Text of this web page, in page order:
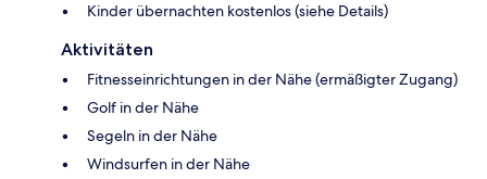
Kinder übernachten kostenlos (siehe Details)
Aktivitäten
Fitnesseinrichtungen in der Nähe (ermäßigter Zugang)
Golf in der Nähe
Segeln in der Nähe
Windsurfen in der Nähe